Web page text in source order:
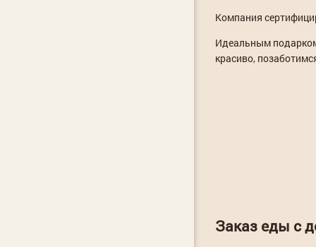
Компания
Идеальным
красиво,
Заказ еды с